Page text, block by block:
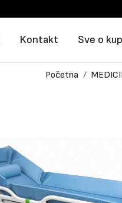
Kontakt Sve o
Početna